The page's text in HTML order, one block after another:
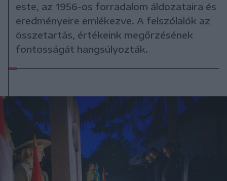
este, az 1956-os forradalom áldozataira és
eredményeire emlékezve. A felszólalók az
összetartás, értékeink megőrzésének
fontosságát hangsúlyozták.